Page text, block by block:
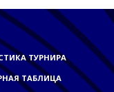
ТУРНИРА
ТАБЛИЦА